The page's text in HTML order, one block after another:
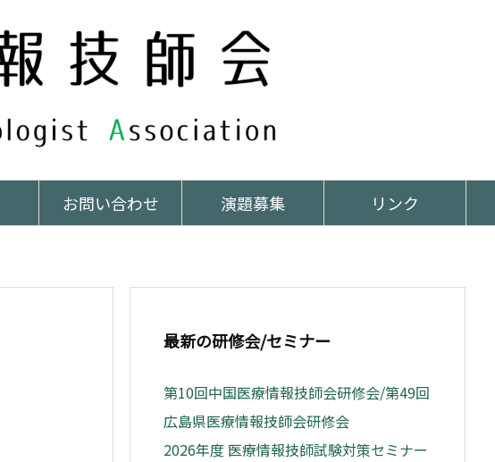
お問い合わせ 演題募集 リンク
最新の研修会/セミナー
第10回中国医療情報技師会研修会/第49回
広島県医療情報技師会研修会
2026年度 医療情報技師試験対策セミナー